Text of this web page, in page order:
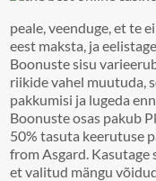
peale, veenduge, et te
eest maksta, ja
Boonuste sisu
riikide vahel muutuda,
pakkumisi ja lugeda
Boonuste osas pakub
50% tasuta keerutuse
from Asgard.
et valitud mängu